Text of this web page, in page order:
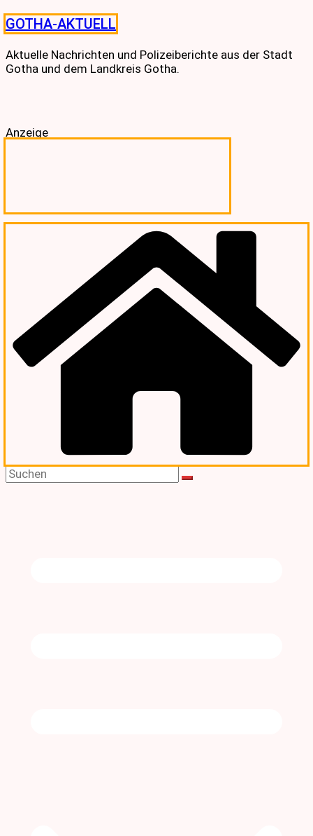
Skip
to
content
GOTHA-AKTUELL
Aktuelle Nachrichten und Polizeiberichte aus der Stadt
Gotha und dem Landkreis Gotha.
Anzeige